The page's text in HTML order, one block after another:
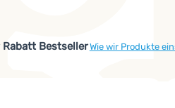
Rabatt BestsellerWie wir Produkte